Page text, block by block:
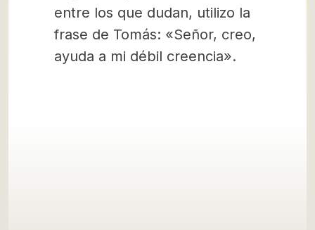
entre los que dudan, utilizo la
frase de Tomás: «Señor, creo,
ayuda a mi débil creencia».